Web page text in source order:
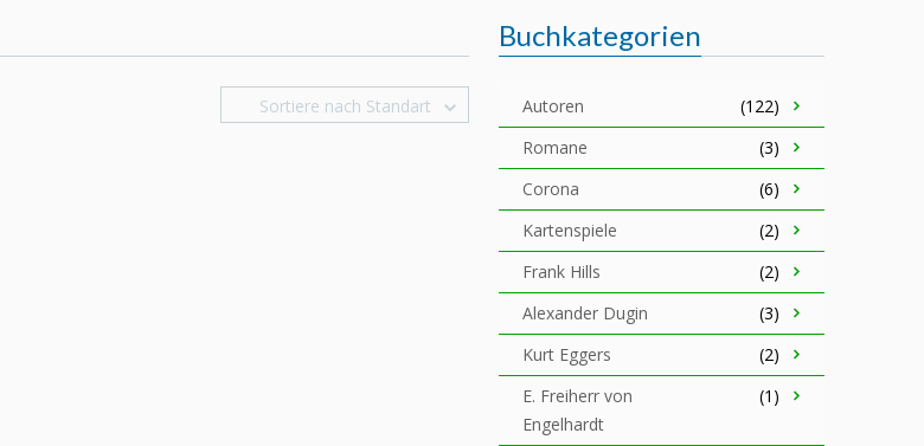
Sortiere nach Standart
Buchkategorien
Autoren
(122)
Romane
(3)
Corona
(6)
Kartenspiele
(2)
Frank Hills
(2)
Alexander Dugin
(3)
Kurt Eggers
(2)
E. Freiherr von
Engelhardt
(1)